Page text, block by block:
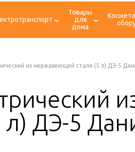
Товары
для
дома
из нержавеющей стали (5 л) ДЭ-5
ДЭ-5